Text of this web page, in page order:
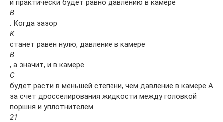
и практически будет равно давлению в камере
В
. Когда зазор
К
станет равен нулю, давление в камере
В
, а значит, и в камере
С
будет расти в меньшей степени, чем давление в камере А
за счет дросселирования жидкости между головкой
поршня и уплотнителем
21